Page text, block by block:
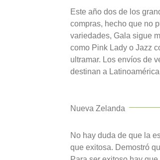
Este año dos de los
compras, hecho que no
variedades, Gala sigue
como Pink Lady o Jazz
ultramar. Los envíos de
destinan a
Nueva Zelanda
No hay duda de que la
que exitosa. Demostró